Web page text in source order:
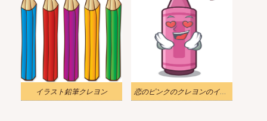
イラスト鉛筆クレヨン 恋のピンクのクレヨンのイラスト